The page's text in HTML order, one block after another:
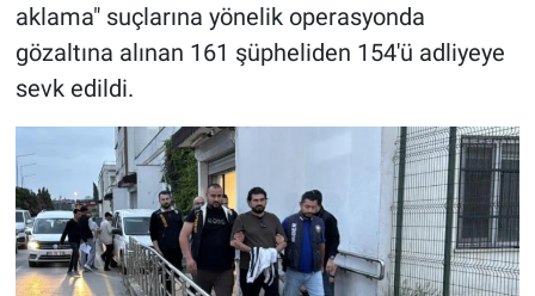
aklama" suçlarına yönelik operasyonda
gözaltına alınan 161 şüpheliden 154'ü adliyeye
sevk edildi.